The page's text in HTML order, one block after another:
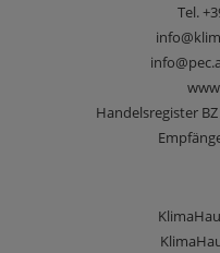
Tel.
Handelsregister